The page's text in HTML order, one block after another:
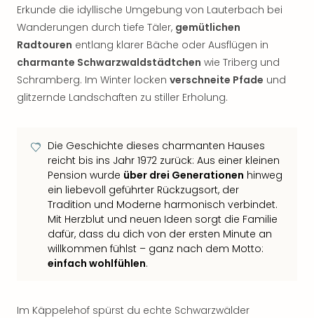
Erkunde die idyllische Umgebung von Lauterbach bei
Wanderungen durch tiefe Täler, gemütlichen
Radtouren entlang klarer Bäche oder Ausflügen in
charmante Schwarzwaldstädtchen wie Triberg und
Schramberg. Im Winter locken verschneite Pfade und
glitzernde Landschaften zu stiller Erholung.
Die Geschichte dieses charmanten Hauses
reicht bis ins Jahr 1972 zurück: Aus einer kleinen
Pension wurde über drei Generationen hinweg
ein liebevoll geführter Rückzugsort, der
Tradition und Moderne harmonisch verbindet.
Mit Herzblut und neuen Ideen sorgt die Familie
dafür, dass du dich von der ersten Minute an
willkommen fühlst – ganz nach dem Motto:
einfach wohlfühlen.
Im Käppelehof spürst du echte Schwarzwälder